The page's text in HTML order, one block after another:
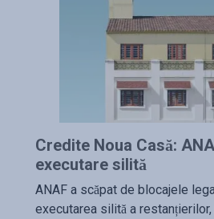
Credite Noua Casă:
executare silită
ANAF a scăpat de blocajele
executarea silită a